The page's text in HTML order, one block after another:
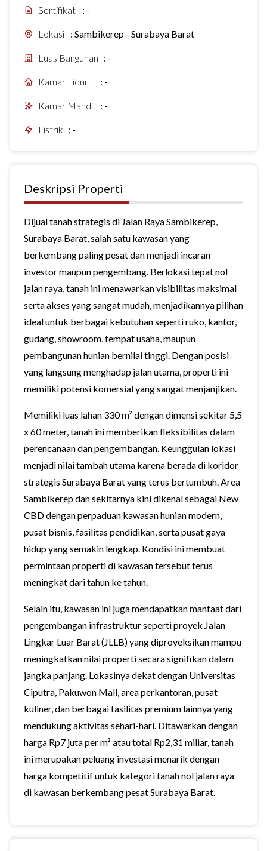
Sertifikat : -
Lokasi : Sambikerep - Surabaya Barat
Luas Bangunan : -
Kamar Tidur : -
Kamar Mandi : -
Listrik : -
Deskripsi Properti
Dijual tanah strategis di Jalan Raya Sambikerep,
Surabaya Barat, salah satu kawasan yang
berkembang paling pesat dan menjadi incaran
investor maupun pengembang. Berlokasi tepat nol
jalan raya, tanah ini menawarkan visibilitas maksimal
serta akses yang sangat mudah, menjadikannya pilihan
ideal untuk berbagai kebutuhan seperti ruko, kantor,
gudang, showroom, tempat usaha, maupun
pembangunan hunian bernilai tinggi. Dengan posisi
yang langsung menghadap jalan utama, properti ini
memiliki potensi komersial yang sangat menjanjikan.
Memiliki luas lahan 330 m² dengan dimensi sekitar 5,5
x 60 meter, tanah ini memberikan fleksibilitas dalam
perencanaan dan pengembangan. Keunggulan lokasi
menjadi nilai tambah utama karena berada di koridor
strategis Surabaya Barat yang terus bertumbuh. Area
Sambikerep dan sekitarnya kini dikenal sebagai New
CBD dengan perpaduan kawasan hunian modern,
pusat bisnis, fasilitas pendidikan, serta pusat gaya
hidup yang semakin lengkap. Kondisi ini membuat
permintaan properti di kawasan tersebut terus
meningkat dari tahun ke tahun.
Selain itu, kawasan ini juga mendapatkan manfaat dari
pengembangan infrastruktur seperti proyek Jalan
Lingkar Luar Barat (JLLB) yang diproyeksikan mampu
meningkatkan nilai properti secara signifikan dalam
jangka panjang. Lokasinya dekat dengan Universitas
Ciputra, Pakuwon Mall, area perkantoran, pusat
kuliner, dan berbagai fasilitas premium lainnya yang
mendukung aktivitas sehari-hari. Ditawarkan dengan
harga Rp7 juta per m² atau total Rp2,31 miliar, tanah
ini merupakan peluang investasi menarik dengan
harga kompetitif untuk kategori tanah nol jalan raya
di kawasan berkembang pesat Surabaya Barat.